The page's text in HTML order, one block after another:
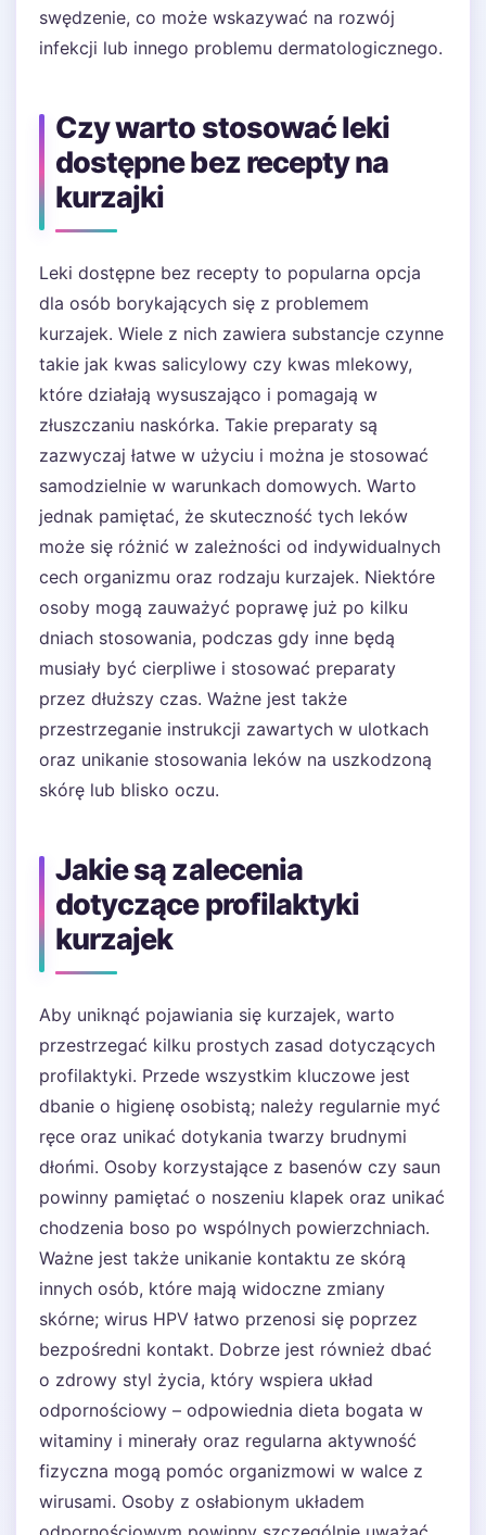
swędzenie, co może wskazywać na rozwój
infekcji lub innego problemu dermatologicznego.
Czy warto stosować leki
dostępne bez recepty na
kurzajki
Leki dostępne bez recepty to popularna opcja
dla osób borykających się z problemem
kurzajek. Wiele z nich zawiera substancje czynne
takie jak kwas salicylowy czy kwas mlekowy,
które działają wysuszająco i pomagają w
złuszczaniu naskórka. Takie preparaty są
zazwyczaj łatwe w użyciu i można je stosować
samodzielnie w warunkach domowych. Warto
jednak pamiętać, że skuteczność tych leków
może się różnić w zależności od indywidualnych
cech organizmu oraz rodzaju kurzajek. Niektóre
osoby mogą zauważyć poprawę już po kilku
dniach stosowania, podczas gdy inne będą
musiały być cierpliwe i stosować preparaty
przez dłuższy czas. Ważne jest także
przestrzeganie instrukcji zawartych w ulotkach
oraz unikanie stosowania leków na uszkodzoną
skórę lub blisko oczu.
Jakie są zalecenia
dotyczące profilaktyki
kurzajek
Aby uniknąć pojawiania się kurzajek, warto
przestrzegać kilku prostych zasad dotyczących
profilaktyki. Przede wszystkim kluczowe jest
dbanie o higienę osobistą; należy regularnie myć
ręce oraz unikać dotykania twarzy brudnymi
dłońmi. Osoby korzystające z basenów czy saun
powinny pamiętać o noszeniu klapek oraz unikać
chodzenia boso po wspólnych powierzchniach.
Ważne jest także unikanie kontaktu ze skórą
innych osób, które mają widoczne zmiany
skórne; wirus HPV łatwo przenosi się poprzez
bezpośredni kontakt. Dobrze jest również dbać
o zdrowy styl życia, który wspiera układ
odpornościowy – odpowiednia dieta bogata w
witaminy i minerały oraz regularna aktywność
fizyczna mogą pomóc organizmowi w walce z
wirusami. Osoby z osłabionym układem